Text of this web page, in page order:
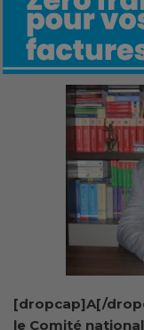
[dropcap]A[/
le Comité